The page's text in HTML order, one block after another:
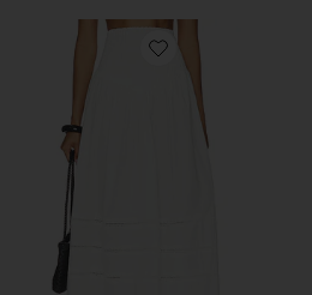
Favorite SKIRT スカート